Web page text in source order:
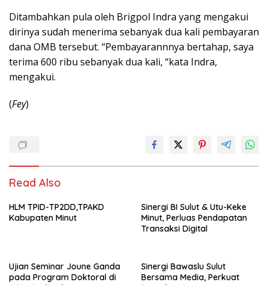
Ditambahkan pula oleh Brigpol Indra yang mengakui
dirinya sudah menerima sebanyak dua kali pembayaran
dana OMB tersebut. “Pembayarannnya bertahap, saya
terima 600 ribu sebanyak dua kali, “kata Indra,
mengakui.
(Fey)
Read Also
HLM TPID-TP2DD,TPAKD
Kabupaten Minut
Sinergi BI Sulut & Utu-Keke
Minut, Perluas Pendapatan
Transaksi Digital
Ujian Seminar Joune Ganda
pada Program Doktoral di
Sinergi Bawaslu Sulut
Bersama Media, Perkuat